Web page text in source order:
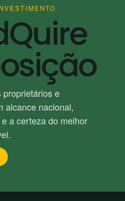
e
alcance nacional,
a certeza do melhor